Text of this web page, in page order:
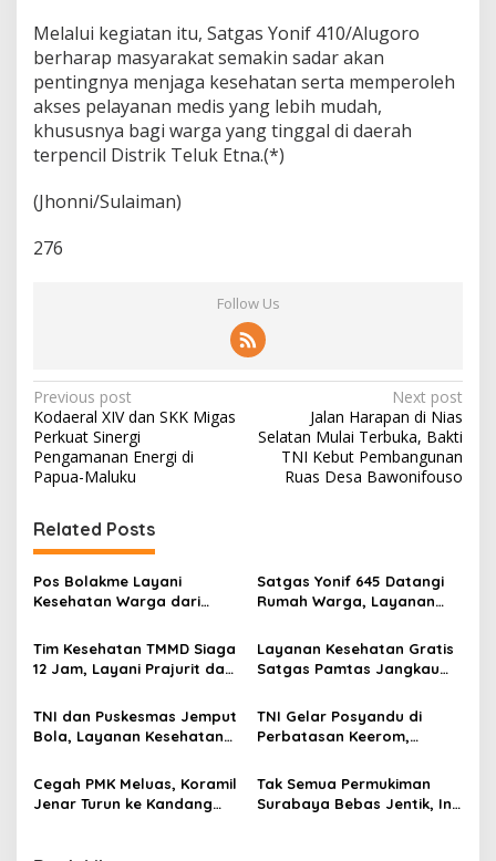
Melalui kegiatan itu, Satgas Yonif 410/Alugoro
berharap masyarakat semakin sadar akan
pentingnya menjaga kesehatan serta memperoleh
akses pelayanan medis yang lebih mudah,
khususnya bagi warga yang tinggal di daerah
terpencil Distrik Teluk Etna.(*)
(Jhonni/Sulaiman)
276
Follow Us
P
o
s
t
n
a
v
i
g
a
t
i
o
n
Previous post
Kodaeral XIV dan SKK Migas
Perkuat Sinergi
Pengamanan Energi di
Papua-Maluku
Next post
Jalan Harapan di Nias
Selatan Mulai Terbuka, Bakti
TNI Kebut Pembangunan
Ruas Desa Bawonifouso
Related Posts
Pos Bolakme Layani
Kesehatan Warga dari
Pegunungan
Satgas Yonif 645 Datangi
Rumah Warga, Layanan
Kampung Muara Nawa
Tim Kesehatan TMMD Siaga
12 Jam, Layani Prajurit dan
Pembangunan Serengan
Layanan Kesehatan Gratis
Satgas Pamtas Jangkau
Akses Medis di Papua Barat
TNI dan Puskesmas Jemput
Bola, Layanan Kesehatan
Apalapsili
TNI Gelar Posyandu di
Perbatasan Keerom,
Stunting Anak Papua
Cegah PMK Meluas, Koramil
Jenar Turun ke Kandang
Tak Semua Permukiman
Surabaya Bebas Jentik, Ini